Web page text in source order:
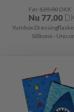
Før129,00DKK
Nu 77,00
Yumbox
Silikone -